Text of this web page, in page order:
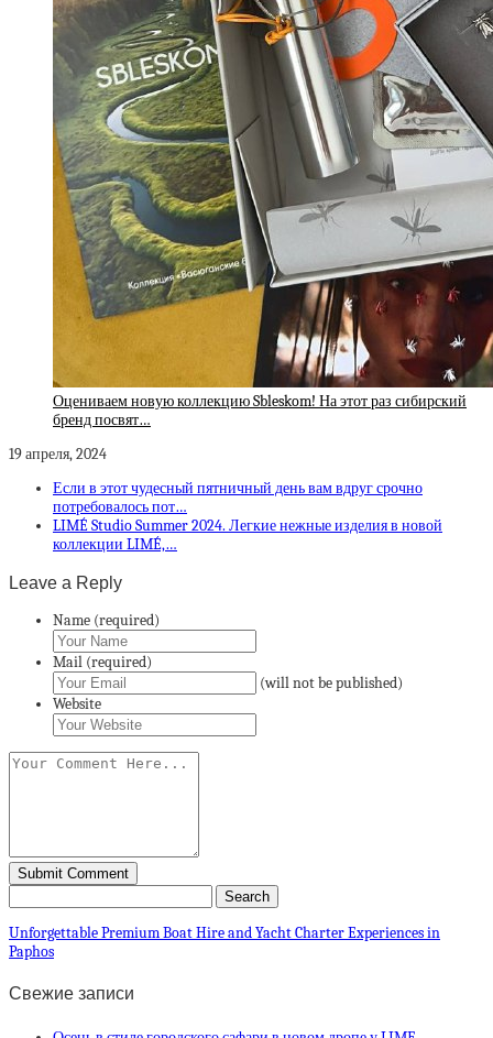
Оцениваем новую коллекцию Sbleskom! На этот раз сибирский
бренд посвят…
19 апреля, 2024
Если в этот чудесный пятничный день вам вдруг срочно
потребовалось пот…
LIMÉ Studio Summer 2024. Легкие нежные изделия в новой
коллекции LIMÉ,…
Leave a Reply
Name (required)
Mail (required)
(will not be published)
Website
Unforgettable Premium Boat Hire and Yacht Charter Experiences in
Paphos
Свежие записи